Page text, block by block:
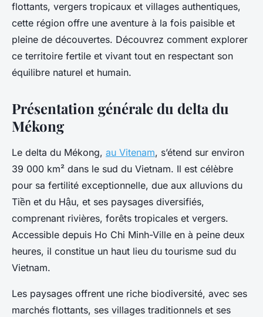
flottants, vergers tropicaux et villages authentiques,
cette région offre une aventure à la fois paisible et
pleine de découvertes. Découvrez comment explorer
ce territoire fertile et vivant tout en respectant son
équilibre naturel et humain.
Présentation générale du delta du
Mékong
Le delta du Mékong, au Vitenam, s’étend sur environ
39 000 km² dans le sud du Vietnam. Il est célèbre
pour sa fertilité exceptionnelle, due aux alluvions du
Tiền et du Hậu, et ses paysages diversifiés,
comprenant rivières, forêts tropicales et vergers.
Accessible depuis Ho Chi Minh-Ville en à peine deux
heures, il constitue un haut lieu du tourisme sud du
Vietnam.
Les paysages offrent une riche biodiversité, avec ses
marchés flottants, ses villages traditionnels et ses